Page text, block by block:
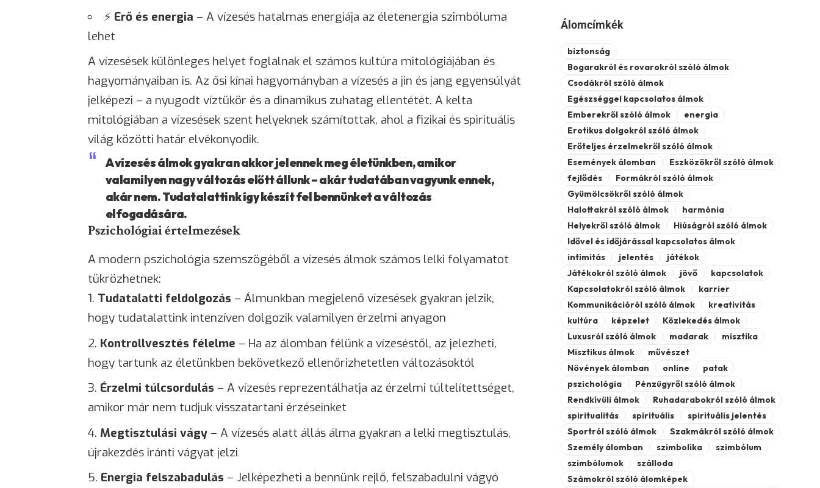
⚡ Erő és energia – A vízesés hatalmas energiája az életenergia szimbóluma
lehet
A vízesések különleges helyet foglalnak el számos kultúra mitológiájában és
hagyományaiban is. Az ősi kínai hagyományban a vízesés a jin és jang egyensúlyát
jelképezi – a nyugodt víztükör és a dinamikus zuhatag ellentétét. A kelta
mitológiában a vízesések szent helyeknek számítottak, ahol a fizikai és spirituális
világ közötti határ elvékonyodik.
A vízesés álmok gyakran akkor jelennek meg életünkben, amikor
valamilyen nagy változás előtt állunk – akár tudatában vagyunk ennek,
akár nem. Tudatalattink így készít fel bennünket a változás
elfogadására.
Pszichológiai értelmezések
A modern pszichológia szemszögéből a vízesés álmok számos lelki folyamatot
tükrözhetnek:
Tudatalatti feldolgozás – Álmunkban megjelenő vízesések gyakran jelzik,
hogy tudatalattink intenzíven dolgozik valamilyen érzelmi anyagon
Kontrollvesztés félelme – Ha az álomban félünk a vízeséstől, az jelezheti,
hogy tartunk az életünkben bekövetkező ellenőrizhetetlen változásoktól
Érzelmi túlcsordulás – A vízesés reprezentálhatja az érzelmi túltelítettséget,
amikor már nem tudjuk visszatartani érzéseinket
Megtisztulási vágy – A vízesés alatt állás álma gyakran a lelki megtisztulás,
újrakezdés iránti vágyat jelzi
Energia felszabadulás – Jelképezheti a bennünk rejlő, felszabadulni vágyó
Álomcímkék
biztonság
Bogarakról és rovarokról szóló álmok
Csodákról szóló álmok
Egészséggel kapcsolatos álmok
Emberekről szóló álmok
energia
Erotikus dolgokról szóló álmok
Erőteljes érzelmekről szóló álmok
Események álomban
Eszközökről szóló álmok
fejlődés
Formákról szóló álmok
Gyümölcsökről szóló álmok
Halottakról szóló álmok
harmónia
Helyekről szóló álmok
Hiúságról szóló álmok
Idővel és időjárással kapcsolatos álmok
intimitás
jelentés
játékok
Játékokról szóló álmok
jövő
kapcsolatok
Kapcsolatokról szóló álmok
karrier
Kommunikációról szóló álmok
kreativitás
kultúra
képzelet
Közlekedés álmok
Luxusról szóló álmok
madarak
misztika
Misztikus álmok
művészet
Növények álomban
online
patak
pszichológia
Pénzügyről szóló álmok
Rendkívüli álmok
Ruhadarabokról szóló álmok
spiritualitás
spirituális
spirituális jelentés
Sportról szóló álmok
Szakmákról szóló álmok
Személy álomban
szimbolika
szimbólum
szimbólumok
szálloda
Számokról szóló álomképek